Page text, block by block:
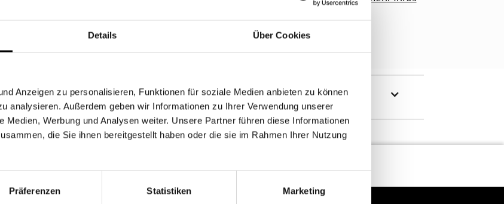
Details Über Cookies
Anzeigen zu personalisieren, Funktionen für soziale Medien anbieten zu können
analysieren. Außerdem geben wir Informationen zu Ihrer Verwendung unserer
Medien, Werbung und Analysen weiter. Unsere Partner führen diese Informationen
die Sie ihnen bereitgestellt haben oder die sie im Rahmen Ihrer Nutzung
Präferenzen Statistiken Marketing
Chancen & Risiken
Fonds FAQ